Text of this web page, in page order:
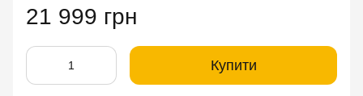
21 999 грн
Купити